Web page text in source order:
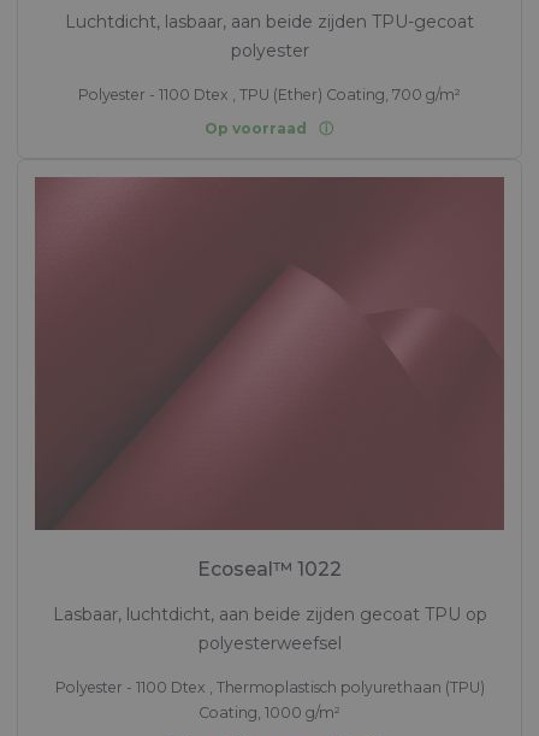
Luchtdicht, lasbaar, aan beide zijden TPU-gecoat
polyester
Polyester - 1100 Dtex , TPU (Ether) Coating, 700 g/m²
Op voorraad
Ecoseal™ 1022
Lasbaar, luchtdicht, aan beide zijden gecoat TPU op
polyesterweefsel
Polyester - 1100 Dtex , Thermoplastisch polyurethaan (TPU)
Coating, 1000 g/m²